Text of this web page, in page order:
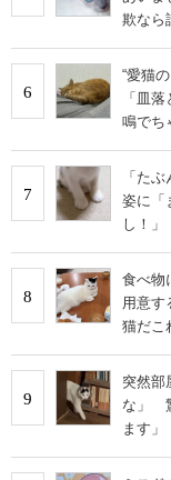
欺なら
6
“愛猫
「皿
鳴でち
7
「た
姿に「
し！」
8
食べ物
用意
猫だこ
9
突然部
な」
ます」